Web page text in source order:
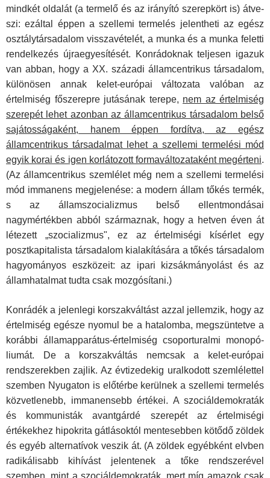
mindkét oldalát (a termelő és az irányító szerepkört is) átve­
szi: ezáltal éppen a szellemi termelés jelentheti az egész
osz­tálytársadalom visszavételét, a munka és a munka feletti
rendelkezés újraegyesítését. Konrádoknak teljesen igazuk
van abban, hogy a XX. századi államcentrikus társadalom,
kü­lönösen annak kelet-európai változata valóban az
értelmiség főszerepre jutásának terepe, nem az értelmiség
szerepét le­het azonban az államcentrikus társadalom belső
sajátos­ságaként, hanem éppen fordítva, az egész
államcentrikus társadalmat lehet a szellemi termelési mód
egyik korai és igen korlátozott formaváltozataként megérteni.
(Az állam­centrikus szemlélet még nem a szellemi termelési
mód imma­nens megjelenése: a modern állam tőkés termék,
s az állam­szocializmus belső ellentmondásai
nagymértékben abból származnak, hogy a hetven éven át
létezett „szocializmus", ez az értelmiségi kísérlet egy
posztkapitalista társadalom ki­alakítására a tőkés társadalom
hagyományos eszközeit: az ipari kizsákmányolást és az
államhatalmat tudta csak mozgó­sítani.)
Konrádék a jelenlegi korszakváltást azzal jellemzik, hogy az
értelmiség egésze nyomul be a hatalomba, megszüntetve a
korábbi államapparátus-értelmiség csoporturalmi monopó­
liumát. De a korszakváltás nemcsak a kelet-európai
rendsze­rekben zajlik. Az évtizedekig uralkodott szemlélettel
szemben Nyugaton is előtérbe kerülnek a szellemi termelés
közvetle­nebb, immanensebb értékei. A szociáldemokraták
és kommu­nisták avantgárdé szerepét az értelmiségi
értékekhez hipokrita gátlásoktól mentesebben kötődő zöldek
és egyéb alter­natívok veszik át. (A zöldek egyébként elvben
radikálisabb ki­hívást jelentenek a tőke rendszerével